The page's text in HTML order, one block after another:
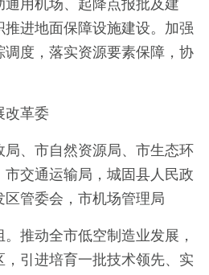
用机场、起降点报批及建
进地面保障设施建设。加强
度，落实资源要素保障，协
改革委
局、市自然资源局、市生态环
交通运输局，城固县人民政
管委会，市机场管理局
。推动全市低空制造业发展，
引进培育一批技术领先、实